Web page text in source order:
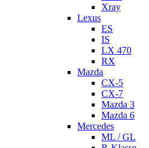
Xray
Lexus
ES
IS
LX 470
RX
Mazda
CX-5
CX-7
Mazda 3
Mazda 6
Mercedes
ML / GL